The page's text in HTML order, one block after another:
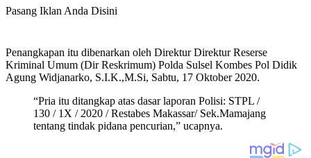
Pasang Iklan Anda Disini
Penangkapan itu dibenarkan oleh Direktur Direktur Reserse
Kriminal Umum (Dir Reskrimum) Polda Sulsel Kombes Pol Didik
Agung Widjanarko, S.I.K.,M.Si, Sabtu, 17 Oktober 2020.
“Pria itu ditangkap atas dasar laporan Polisi: STPL /
130 / 1X / 2020 / Restabes Makassar/ Sek.Mamajang
tentang tindak pidana pencurian,” ucapnya.